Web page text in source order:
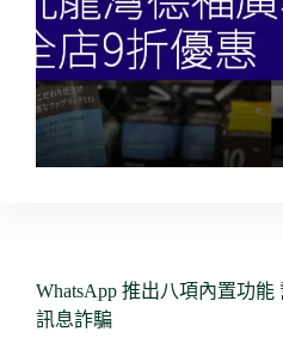
WhatsApp 推出八項內置功
訊息詐騙